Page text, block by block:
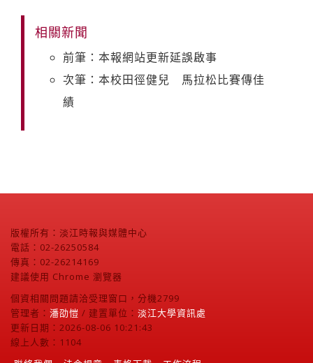
相關新聞
前筆：本報網站更新延誤啟事
次筆：本校田徑健兒 馬拉松比賽傳佳
績
版權所有：淡江時報與媒體中心
電話：02-26250584
傳真：02-26214169
建議使用 Chrome 瀏覽器
個資相關問題請洽受理窗口，分機2799
管理者： 潘劭愷 / 建置單位： 淡江大學資訊處
更新日期：2026-08-06 10:21:43
線上人數：1104